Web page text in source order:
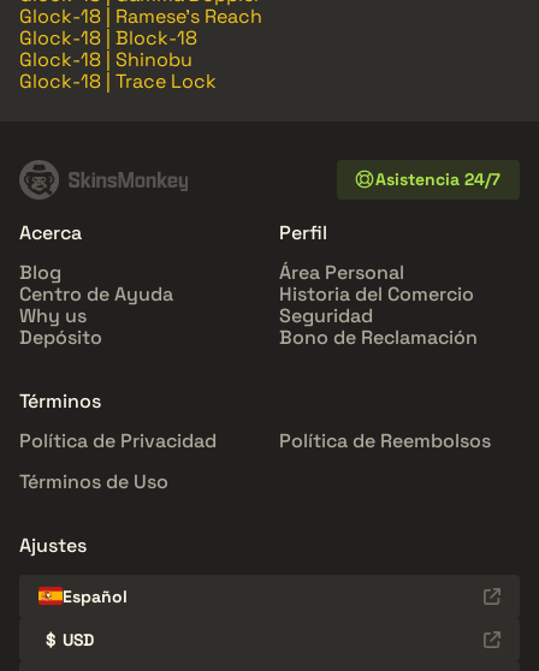
Glock-18 | Ramese's Reach
Glock-18 | Block-18
Glock-18 | Shinobu
Glock-18 | Trace Lock
Asistencia 24/7
Acerca
Blog
Centro de Ayuda
Why us
Depósito
Perfil
Área Personal
Historia del Comercio
Seguridad
Bono de Reclamación
Términos
Política de Privacidad
Política de Reembolsos
Términos de Uso
Ajustes
Español
$ USD